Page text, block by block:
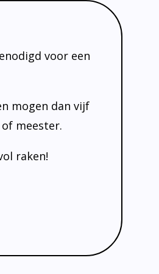
voor een
mogen dan vijf
meester.
raken!